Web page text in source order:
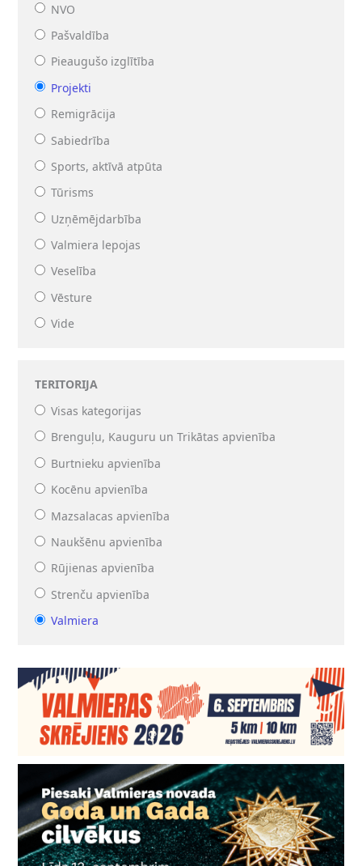
NVO
Pašvaldība
Pieaugušo izglītība
Projekti
Remigrācija
Sabiedrība
Sports, aktīvā atpūta
Tūrisms
Uzņēmējdarbība
Valmiera lepojas
Veselība
Vēsture
Vide
TERITORIJA
Visas kategorijas
Brenguļu, Kauguru un Trikātas apvienība
Burtnieku apvienība
Kocēnu apvienība
Mazsalacas apvienība
Naukšēnu apvienība
Rūjienas apvienība
Strenču apvienība
Valmiera